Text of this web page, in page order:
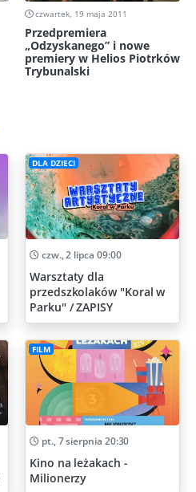
czwartek, 19 maja 2011
Przedpremiera
„Odzyskanego” i nowe
premiery w Helios Piotrków
Trybunalski
DLA DZIECI
czw., 2 lipca 09:00
Warsztaty dla
przedszkolaków "Koral w
Parku" / ZAPISY
FILM
pt., 7 sierpnia 20:30
Kino na leżakach -
Milionerzy